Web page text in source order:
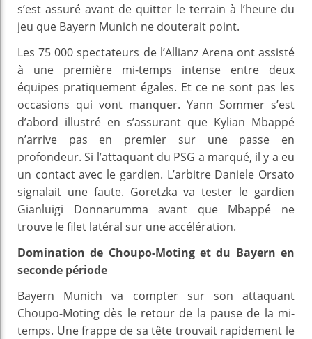
s’est assuré avant de quitter le terrain à l’heure du
jeu que Bayern Munich ne douterait point.
Les 75 000 spectateurs de l’Allianz Arena ont assisté
à une première mi-temps intense entre deux
équipes pratiquement égales. Et ce ne sont pas les
occasions qui vont manquer. Yann Sommer s’est
d’abord illustré en s’assurant que Kylian Mbappé
n’arrive pas en premier sur une passe en
profondeur. Si l’attaquant du PSG a marqué, il y a eu
un contact avec le gardien. L’arbitre Daniele Orsato
signalait une faute. Goretzka va tester le gardien
Gianluigi Donnarumma avant que Mbappé ne
trouve le filet latéral sur une accélération.
Domination de Choupo-Moting et du Bayern en
seconde période
Bayern Munich va compter sur son attaquant
Choupo-Moting dès le retour de la pause de la mi-
temps. Une frappe de sa tête trouvait rapidement le